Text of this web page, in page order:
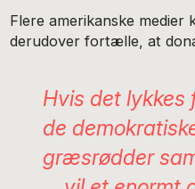
Flere amerikanske medier
derudover fortælle, at
Hvis det lykkes
de
græsrødder